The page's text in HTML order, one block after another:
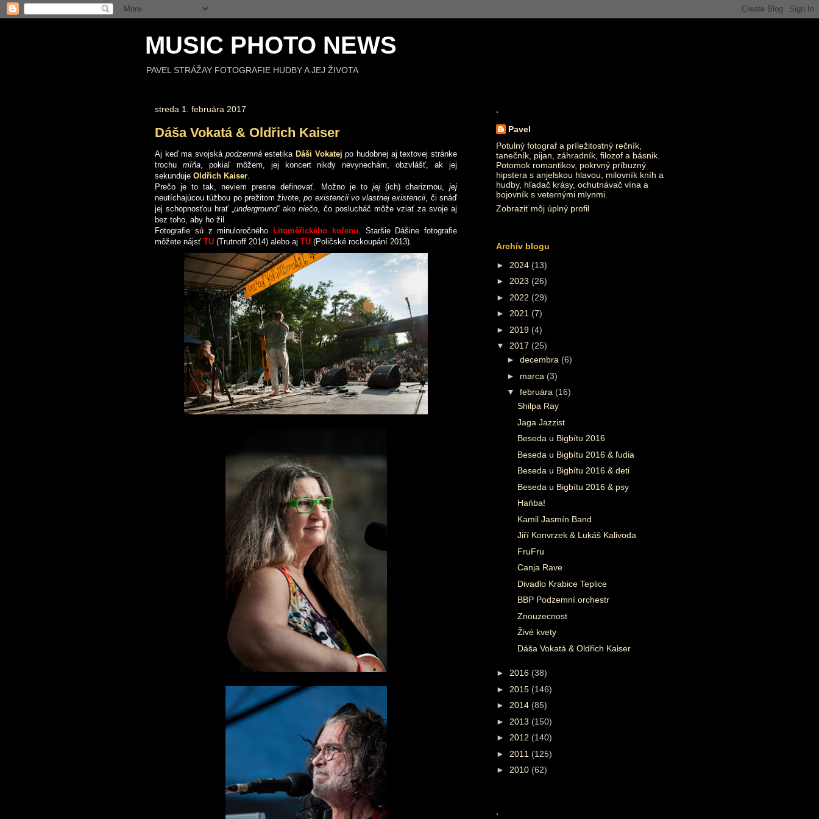
MUSIC PHOTO NEWS
PAVEL STRÁŽAY FOTOGRAFIE HUDBY A JEJ ŽIVOTA
streda 1. februára 2017
Dáša Vokatá & Oldřich Kaiser
Aj keď ma svojská podzemnáestetika Dáši Vokatej po hudobnej aj textovej stránke
trochu míňa, pokiaľ môžem, jej koncert nikdy nevynechám, obzvlášť, ak jej
sekunduje Oldřich Kaiser.
Prečo je to tak, neviem presne definovať. Možno je to jej(ich) charizmou,jej
neutíchajúcou túžbou po prežitom živote,po existencii vo vlastnej existencii, či snáď
jej schopnosťou hrať „underground“ akoniečo, čo poslucháč môže vziať za svoje aj
bez toho, aby ho žil.
Fotografie sú z minuloročného
Litoměřického kořenu. Staršie Dášine fotografie
môžete nájsť TU (Trutnoff 2014) alebo aj TU (Poličské rockoupání 2013).
.
Pavel
Potulný fotograf a príležitostný rečník,
tanečník, pijan, záhradník, filozof a básnik.
Potomok romantikov, pokrvný príbuzný
hipstera s anjelskou hlavou, milovník kníh a
hudby, hľadač krásy, ochutnávač vína a
bojovník s veternými mlynmi.
Zobraziť môj úplný profil
Archív blogu
► 2024 (13)
► 2023 (26)
► 2022 (29)
► 2021 (7)
► 2019 (4)
▼ 2017 (25)
► decembra (6)
► marca (3)
▼ februára (16)
Shilpa Ray
Jaga Jazzist
Beseda u Bigbítu 2016
Beseda u Bigbítu 2016 & ľudia
Beseda u Bigbítu 2016 & deti
Beseda u Bigbítu 2016 & psy
Hańba!
Kamil Jasmín Band
Jiří Konvrzek & Lukáš Kalivoda
FruFru
Canja Rave
Divadlo Krabice Teplice
BBP Podzemní orchestr
Znouzecnost
Živé kvety
Dáša Vokatá & Oldřich Kaiser
► 2016 (38)
► 2015 (146)
► 2014 (85)
► 2013 (150)
► 2012 (140)
► 2011 (125)
► 2010 (62)
.